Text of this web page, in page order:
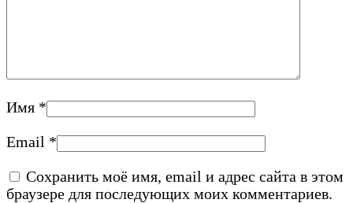
Имя *
Email *
Сохранить моё имя, email и адрес сайта в этом
браузере для последующих моих комментариев.